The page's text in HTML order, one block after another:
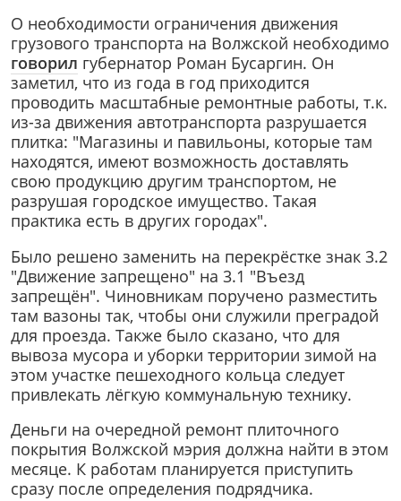
О необходимости ограничения движения
грузового транспорта на Волжской необходимо
говорил губернатор Роман Бусаргин. Он
заметил, что из года в год приходится
проводить масштабные ремонтные работы, т.к.
из-за движения автотранспорта разрушается
плитка: "Магазины и павильоны, которые там
находятся, имеют возможность доставлять
свою продукцию другим транспортом, не
разрушая городское имущество. Такая
практика есть в других городах".
Было решено заменить на перекрёстке знак 3.2
"Движение запрещено" на 3.1 "Въезд
запрещён". Чиновникам поручено разместить
там вазоны так, чтобы они служили преградой
для проезда. Также было сказано, что для
вывоза мусора и уборки территории зимой на
этом участке пешеходного кольца следует
привлекать лёгкую коммунальную технику.
Деньги на очередной ремонт плиточного
покрытия Волжской мэрия должна найти в этом
месяце. К работам планируется приступить
сразу после определения подрядчика.